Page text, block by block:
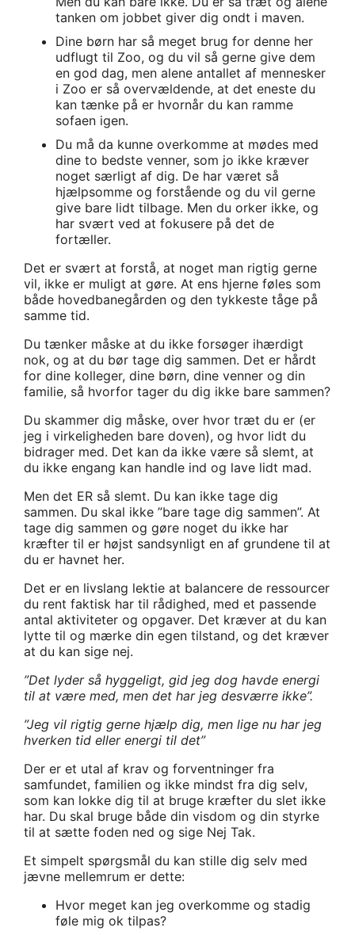
tanken om jobbet giver dig ondt i maven.
Dine børn har så meget brug for denne her
udflugt til Zoo, og du vil så gerne give dem
en god dag, men alene antallet af mennesker
i Zoo er så overvældende, at det eneste du
kan tænke på er hvornår du kan ramme
sofaen igen.
Du må da kunne overkomme at mødes med
dine to bedste venner, som jo ikke kræver
noget særligt af dig. De har været så
hjælpsomme og forstående og du vil gerne
give bare lidt tilbage. Men du orker ikke, og
har svært ved at fokusere på det de
fortæller.
Det er svært at forstå, at noget man rigtig gerne
vil, ikke er muligt at gøre. At ens hjerne føles som
både hovedbanegården og den tykkeste tåge på
samme tid.
Du tænker måske at du ikke forsøger ihærdigt
nok, og at du bør tage dig sammen. Det er hårdt
for dine kolleger, dine børn, dine venner og din
familie, så hvorfor tager du dig ikke bare sammen?
Du skammer dig måske, over hvor træt du er (er
jeg i virkeligheden bare doven), og hvor lidt du
bidrager med. Det kan da ikke være så slemt, at
du ikke engang kan handle ind og lave lidt mad.
Men det ER så slemt. Du kan ikke tage dig
sammen. Du skal ikke ”bare tage dig sammen”. At
tage dig sammen og gøre noget du ikke har
kræfter til er højst sandsynligt en af grundene til at
du er havnet her.
Det er en livslang lektie at balancere de ressourcer
du rent faktisk har til rådighed, med et passende
antal aktiviteter og opgaver. Det kræver at du kan
lytte til og mærke din egen tilstand, og det kræver
at du kan sige nej.
”Det lyder så hyggeligt, gid jeg dog havde energi
til at være med, men det har jeg desværre ikke”.
”Jeg vil rigtig gerne hjælp dig, men lige nu har jeg
hverken tid eller energi til det”
Der er et utal af krav og forventninger fra
samfundet, familien og ikke mindst fra dig selv,
som kan lokke dig til at bruge kræfter du slet ikke
har. Du skal bruge både din visdom og din styrke
til at sætte foden ned og sige Nej Tak.
Et simpelt spørgsmål du kan stille dig selv med
jævne mellemrum er dette:
Hvor meget kan jeg overkomme og stadig
føle mig ok tilpas?